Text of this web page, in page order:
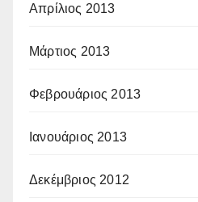
Απρίλιος 2013
Μάρτιος 2013
Φεβρουάριος 2013
Ιανουάριος 2013
Δεκέμβριος 2012